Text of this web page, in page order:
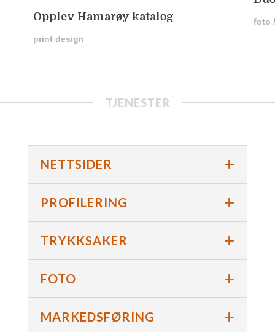
Opplev Hamarøy katalog
print design
foto
TJENESTER
NETTSIDER
PROFILERING
TRYKKSAKER
FOTO
MARKEDSFØRING